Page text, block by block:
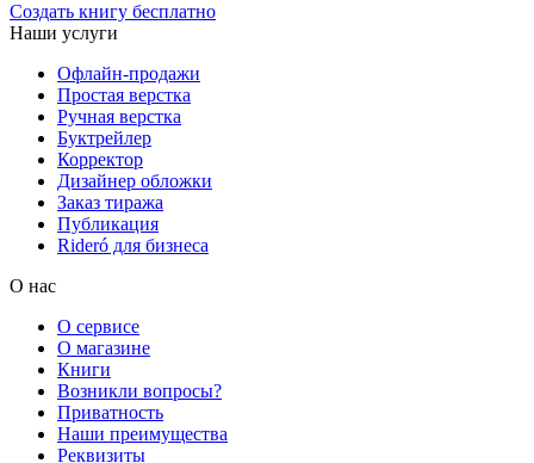
Создать книгу бесплатно
Наши услуги
Офлайн-продажи
Простая верстка
Ручная верстка
Буктрейлер
Корректор
Дизайнер обложки
Заказ тиража
Публикация
Rideró для бизнеса
О нас
О сервисе
О магазине
Книги
Возникли вопросы?
Приватность
Наши преимущества
Реквизиты